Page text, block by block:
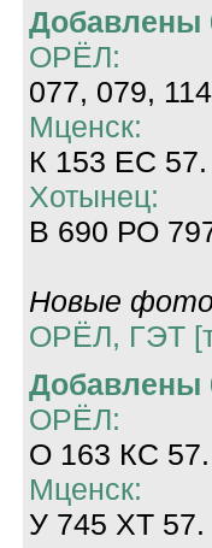
Добавлены
ОРЁЛ:
077, 079,
Мценск:
К 153 ЕС 57.
Хотынец:
В 690 РО
Новые
ОРЁЛ, ГЭТ
Добавлены
ОРЁЛ:
О 163 КС 57.
Мценск:
У 745 ХТ 57.